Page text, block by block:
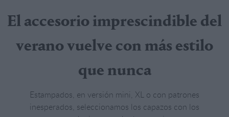
El accesorio imprescindible del
verano vuelve con más estilo
que nunca
Estampados, en versión mini, XL o con patrones
inesperados, seleccionamos los capazos con los